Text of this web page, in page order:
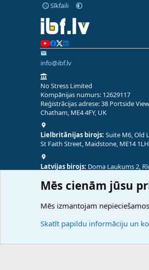
Sīkfaili
info@ibf.lv
No Stress Limited
Kompānijas numurs: 12629117
Reģistrācijas adrese: 38 Portside View,
Chatham, ME4 4FY, UK
Lielbritānijas birojs: Suite M6, Old
St Faith Street, Maidstone, ME14
Latvijas birojs: Doma Laukums 2,
Mēs cienām jūsu
Mēs izmantojam nepieciešamos
Skatīt papildu informāciju un